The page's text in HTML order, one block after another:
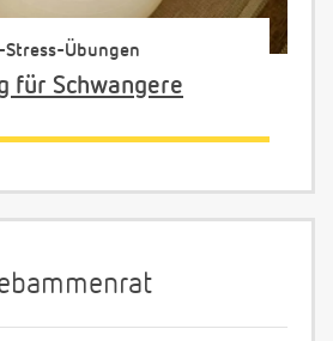
Übungen
für Schwangere